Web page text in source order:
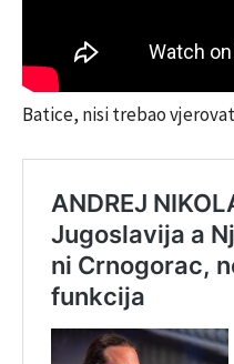
Batice, nisi trebao